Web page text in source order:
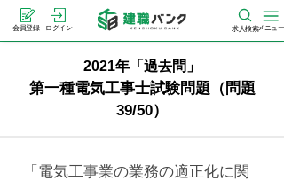
会員登録 ログイン 求人検索メニュー
2021年「過去問」
第一種電気工事士試験問題（問題
39/50）
「電気工事業の業務の適正化に関